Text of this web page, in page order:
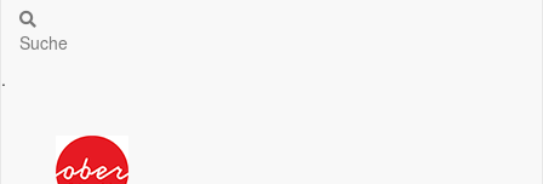
Suche
.